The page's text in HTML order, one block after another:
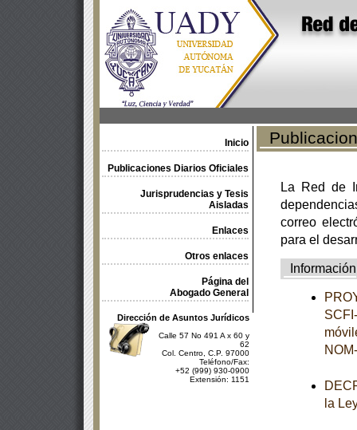
Inicio
Publicaciones Diarios Oficiales
Jurisprudencias y Tesis
Aisladas
Enlaces
Otros enlaces
Página del
Abogado General
Dirección de Asuntos Jurídicos
Calle 57 No 491 A x 60 y
62
Col. Centro, C.P. 97000
Teléfono/Fax:
+52 (999) 930-0900
Extensión: 1151
La Red de
correo
para el
Información
la